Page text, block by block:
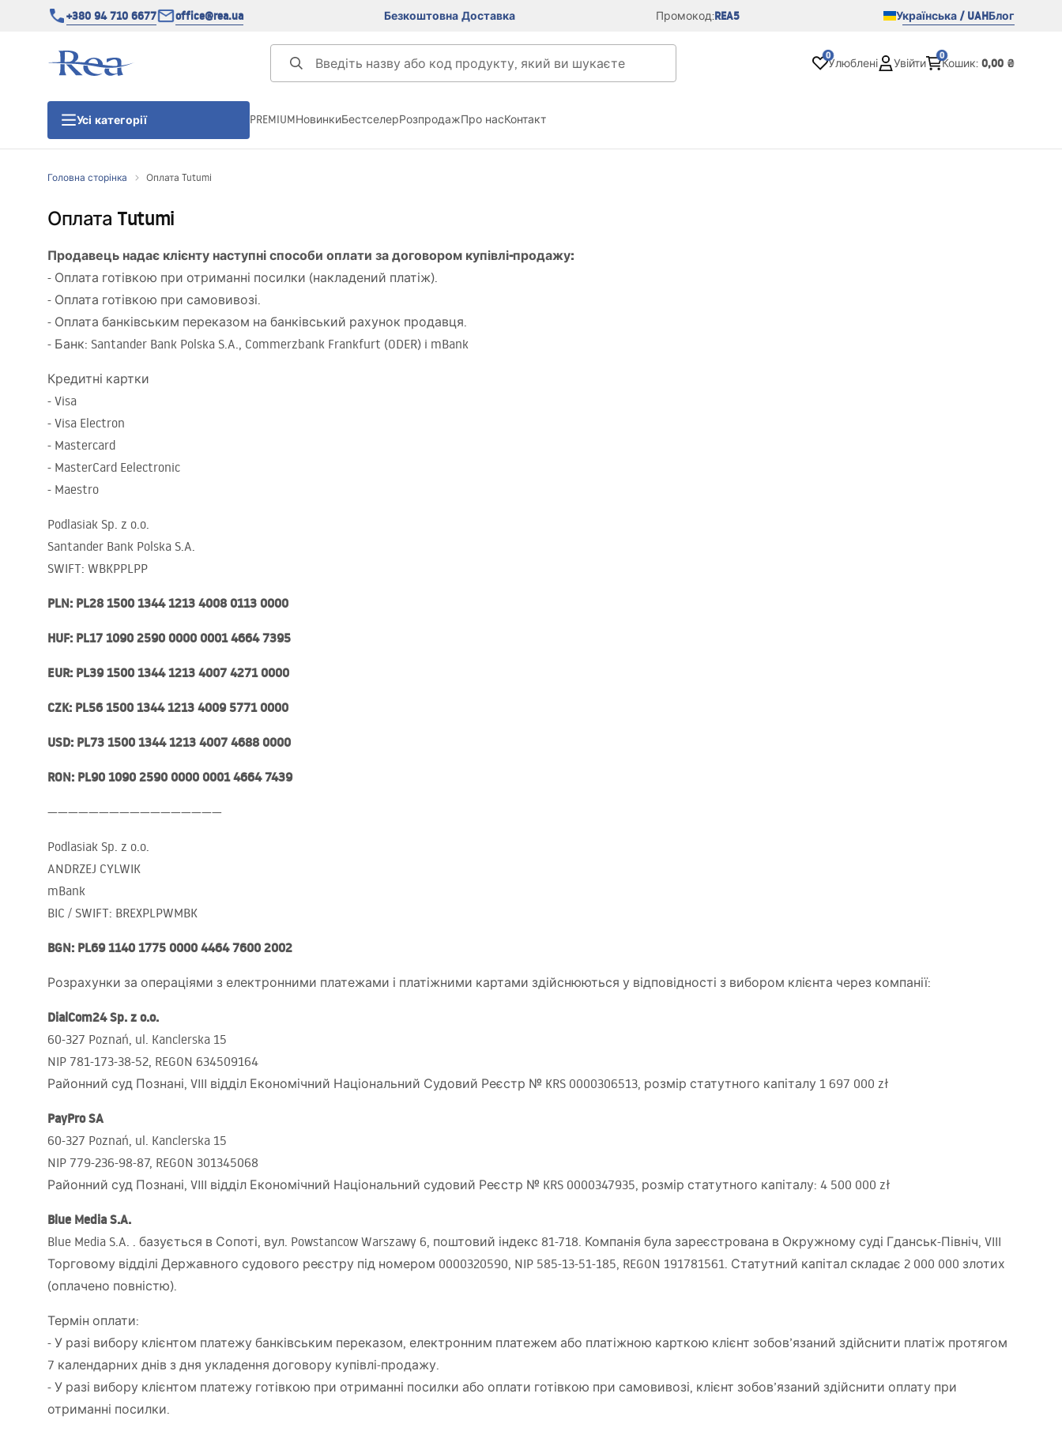
+380 94 710 6677 office@rea.ua Безкоштовна Доставка Промокод:REA5 Українська / UAHБлог
0
Улюблені Увійти
0
Кошик: 0,00 ₴
Усі категорії
Душові піддони
Душові лінійні зливи
Унітаз і біде
Умивальники
Ванни та душові шторки
Душові гарнітури
Кухня
Аксесуари та меблі для
PREMIUMНовинкиБестселерРозпродажПро насКонтакт
Головна сторінка Оплата Tutumi
Оплата Tutumi
Продавець надає клієнту наступні способи оплати за договором купівлі-продажу:
- Оплата готівкою при отриманні посилки (накладений платіж).
- Оплата готівкою при самовивозі.
- Оплата банківським переказом на банківський рахунок продавця.
- Банк: Santander Bank Polska S.A., Commerzbank Frankfurt (ODER) i mBank
Кредитні картки
- Visa
- Visa Electron
- Mastercard
- MasterCard Eelectronic
- Maestro
Podlasiak Sp. z o.o.
Santander Bank Polska S.A.
SWIFT: WBKPPLPP
PLN: PL28 1500 1344 1213 4008 0113 0000
HUF: PL17 1090 2590 0000 0001 4664 7395
EUR: PL39 1500 1344 1213 4007 4271 0000
CZK: PL56 1500 1344 1213 4009 5771 0000
USD: PL73 1500 1344 1213 4007 4688 0000
RON: PL90 1090 2590 0000 0001 4664 7439
—————————————————
Podlasiak Sp. z o.o.
ANDRZEJ CYLWIK
mBank
BIC / SWIFT: BREXPLPWMBK
BGN: PL69 1140 1775 0000 4464 7600 2002
Розрахунки за операціями з електронними платежами і платіжними картами здійснюються у відповідності з вибором клієнта через компанії:
DialCom24 Sp. z o.o.
60-327 Poznań, ul. Kanclerska 15
NIP 781-173-38-52, REGON 634509164
Районний суд Познані, VIII відділ Економічний Національний Судовий Реєстр № KRS 0000306513, розмір статутного капіталу 1 697 000 zł
PayPro SA
60-327 Poznań, ul. Kanclerska 15
NIP 779-236-98-87, REGON 301345068
Районний суд Познані, VIII відділ Економічний Національний судовий Реєстр № KRS 0000347935, розмір статутного капіталу: 4 500 000 zł
Blue Media S.A.
Blue Media S.A. . базується в Сопоті, вул. Powstancow Warszawy 6, поштовий індекс 81-718. Компанія була зареєстрована в Окружному суді Гданськ-Північ, VIII
Торговому відділі Державного судового реєстру під номером 0000320590, NIP 585-13-51-185, REGON 191781561. Статутний капітал складає 2 000 000 злотих
(оплачено повністю).
Термін оплати:
- У разі вибору клієнтом платежу банківським переказом, електронним платежем або платіжною карткою клієнт зобов’язаний здійснити платіж протягом
7 календарних днів з дня укладення договору купівлі-продажу.
- У разі вибору клієнтом платежу готівкою при отриманні посилки або оплати готівкою при самовивозі, клієнт зобов’язаний здійснити оплату при
отриманні посилки.